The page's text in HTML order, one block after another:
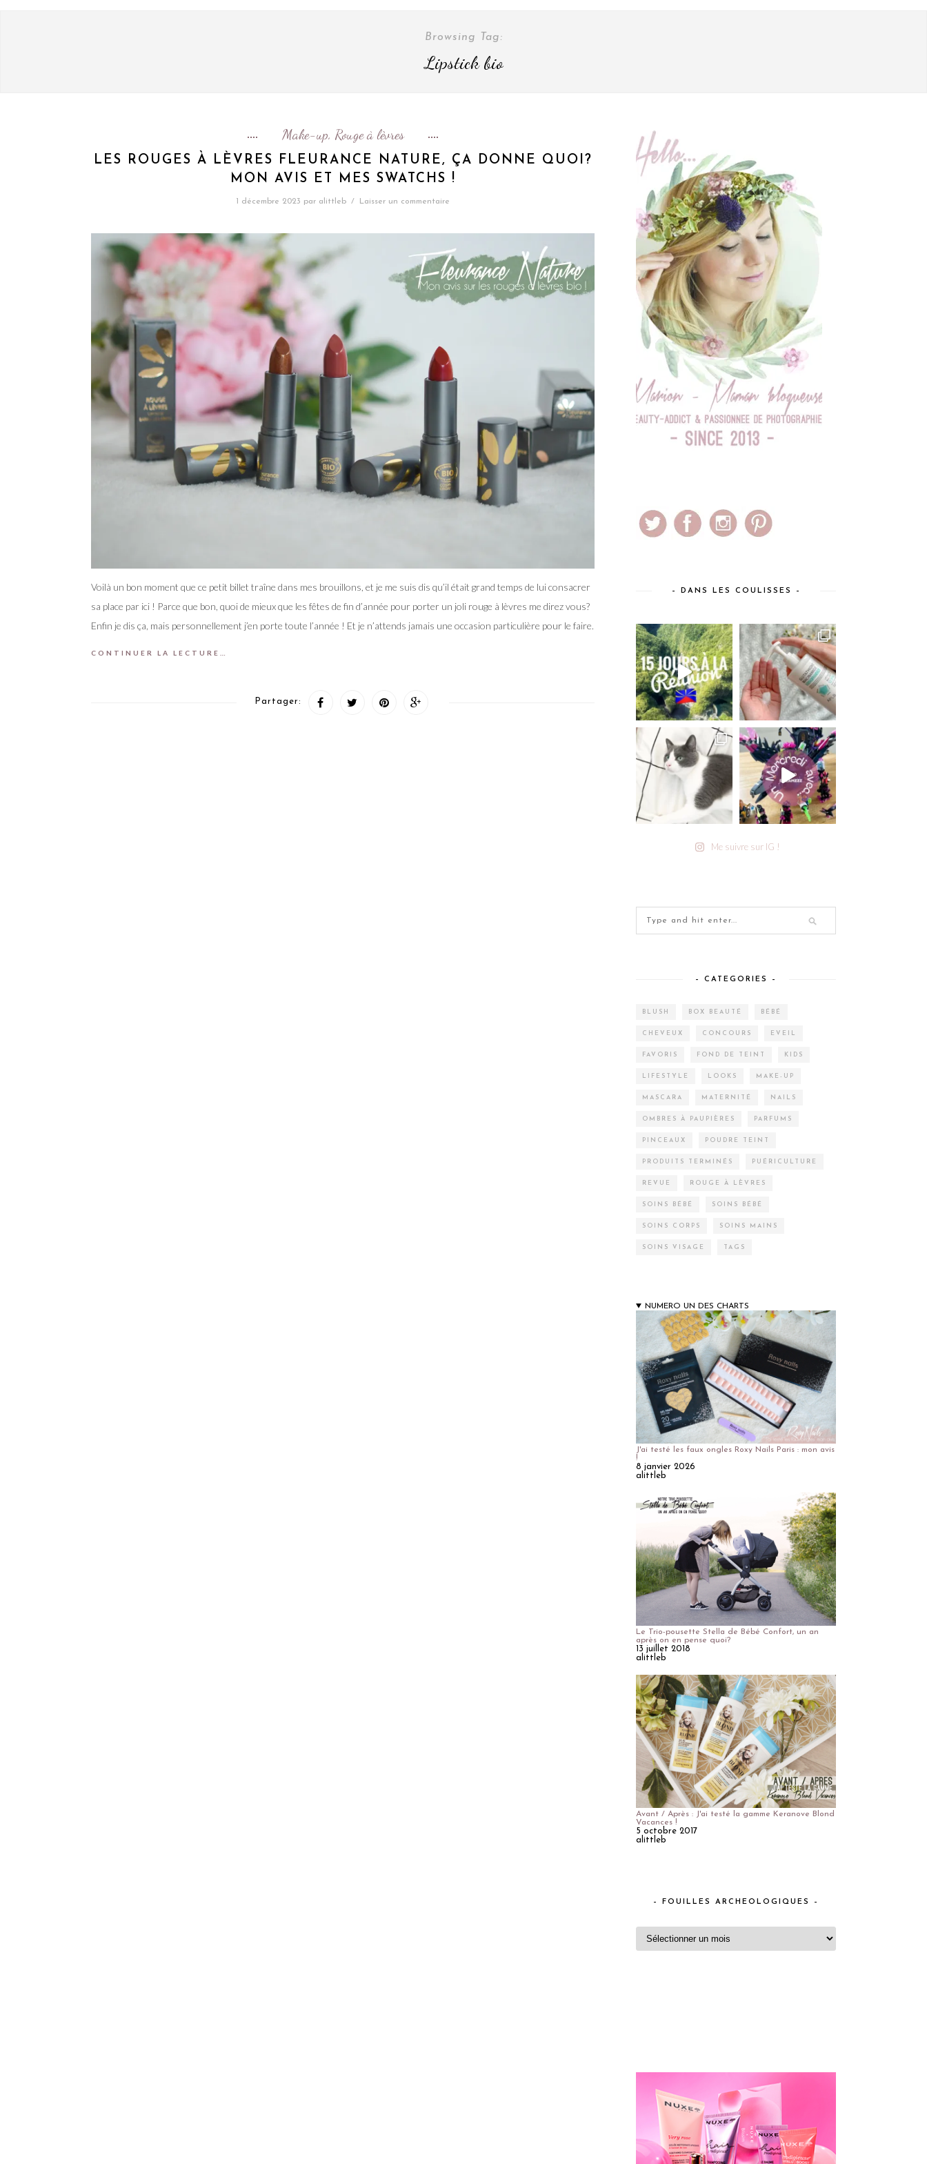
Browsing Tag:
Lipstick bio
Make-up, Rouge à lèvres
LES ROUGES À LÈVRES FLEURANCE NATURE, ÇA DONNE QUOI?
MON AVIS ET MES SWATCHS !
1 décembre 2023 par alittleb / Laisser un commentaire
Voilà un bon moment que ce petit billet traîne dans mes brouillons, et je me suis dis qu’il était grand temps de lui consacrer
sa place par ici ! Parce que bon, quoi de mieux que les fêtes de fin d’année pour porter un joli rouge à lèvres me direz vous?
Enfin je dis ça, mais personnellement j’en porte toute l’année ! Et je n’attends jamais une occasion particulière pour le faire.
CONTINUER LA LECTURE…
Partager:
– DANS LES COULISSES –
Me suivre sur IG !
– CATEGORIES –
BLUSH BOX BEAUTÉ BÉBÉ
CHEVEUX CONCOURS EVEIL
FAVORIS FOND DE TEINT KIDS
LIFESTYLE LOOKS MAKE-UP
MASCARA MATERNITÉ NAILS
OMBRES À PAUPIÈRES PARFUMS
PINCEAUX POUDRE TEINT
PRODUITS TERMINÉS PUÉRICULTURE
REVUE ROUGE À LÈVRES
SOINS BÉBÉ SOINS BÉBÉ
SOINS CORPS SOINS MAINS
SOINS VISAGE TAGS
NUMERO UN DES CHARTS
J'ai testé les faux ongles Roxy Nails Paris : mon avis
!
8 janvier 2026
alittleb
Le Trio-pousette Stella de Bébé Confort, un an
après on en pense quoi?
13 juillet 2018
alittleb
Avant / Après : J'ai testé la gamme Keranove Blond
Vacances !
5 octobre 2017
alittleb
– FOUILLES ARCHEOLOGIQUES –